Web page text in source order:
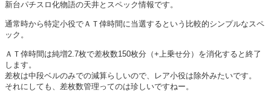
新台パチスロ化物語の天井とスペック情報です。
通常時から特定小役でＡＴ倖時間に当選するという比較的シンプルなスペ
ック。
ＡＴ倖時間は純増2.7枚で差枚数150枚分（+上乗せ分）を消化すると終了
します。
差枚は中段ベルのみでの減算らしいので、レア小役は除外みたいです。
それにしても、差枚数管理ってのは珍しいですねー。